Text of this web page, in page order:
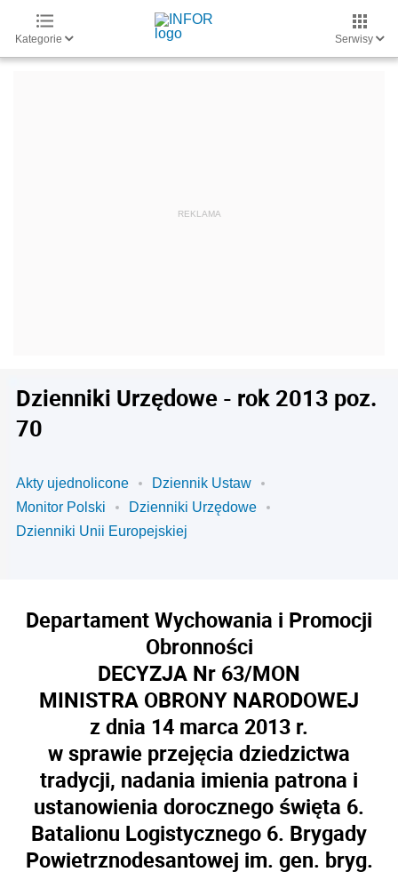
Kategorie Serwisy
Dzienniki Urzędowe - rok 2013 poz.
70
Akty ujednolicone
Dziennik Ustaw
Monitor Polski
Dzienniki Urzędowe
Dzienniki Unii Europejskiej
Departament Wychowania i Promocji
Obronności
DECYZJA Nr 63/MON
MINISTRA OBRONY NARODOWEJ
z dnia 14 marca 2013 r.
w sprawie przejęcia dziedzictwa
tradycji, nadania imienia patrona i
ustanowienia dorocznego święta 6.
Batalionu Logistycznego 6. Brygady
Powietrznodesantowej im. gen. bryg.